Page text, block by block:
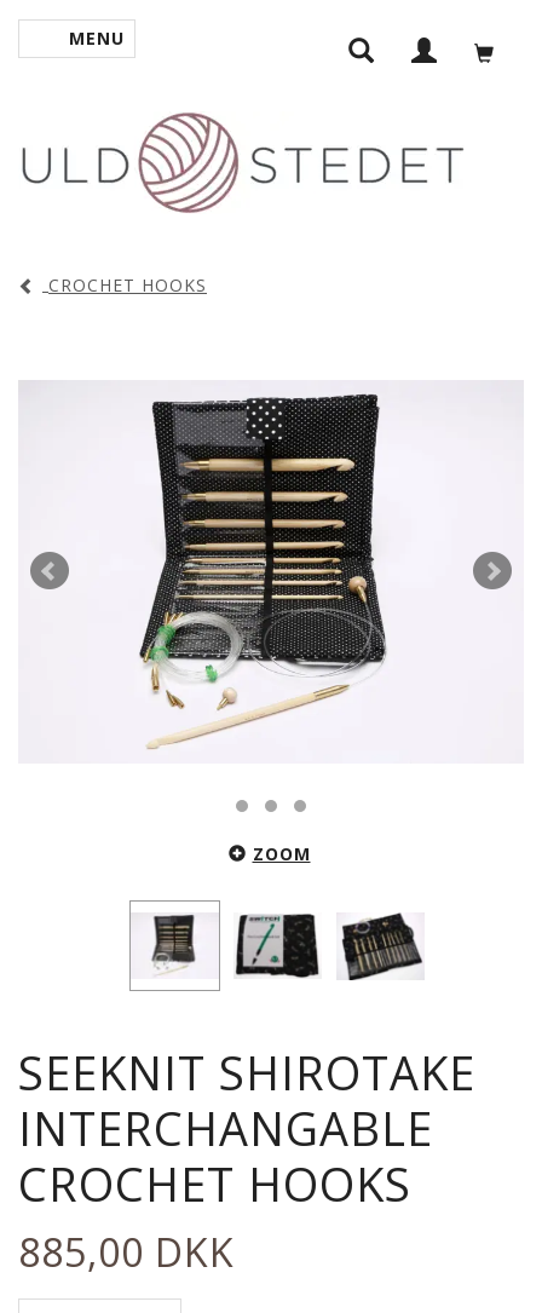
TOGGLE NAVIGATION
MENU
CROCHET HOOKS
ZOOM
SEEKNIT SHIROTAKE
INTERCHANGABLE
CROCHET HOOKS
885,00 DKK